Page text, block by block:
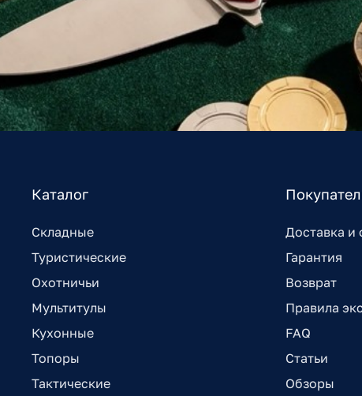
Каталог
Складные
Туристические
Охотничьи
Мультитулы
Кухонные
Топоры
Тактические
Доставка и
Гарантия
Возврат
Правила
FAQ
Статьи
Обзоры